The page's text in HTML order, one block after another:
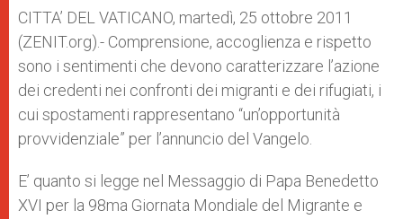
p
p
g
e
r
o
k
r
CITTA’ DEL VATICANO, martedì, 25 ottobre 2011
(ZENIT.org).- Comprensione, accoglienza e rispetto
sono i sentimenti che devono caratterizzare l’azione
dei credenti nei confronti dei migranti e dei rifugiati, i
cui spostamenti rappresentano “un’opportunità
provvidenziale” per l’annuncio del Vangelo.
E’ quanto si legge nel Messaggio di Papa Benedetto
XVI per la 98ma Giornata Mondiale del Migrante e